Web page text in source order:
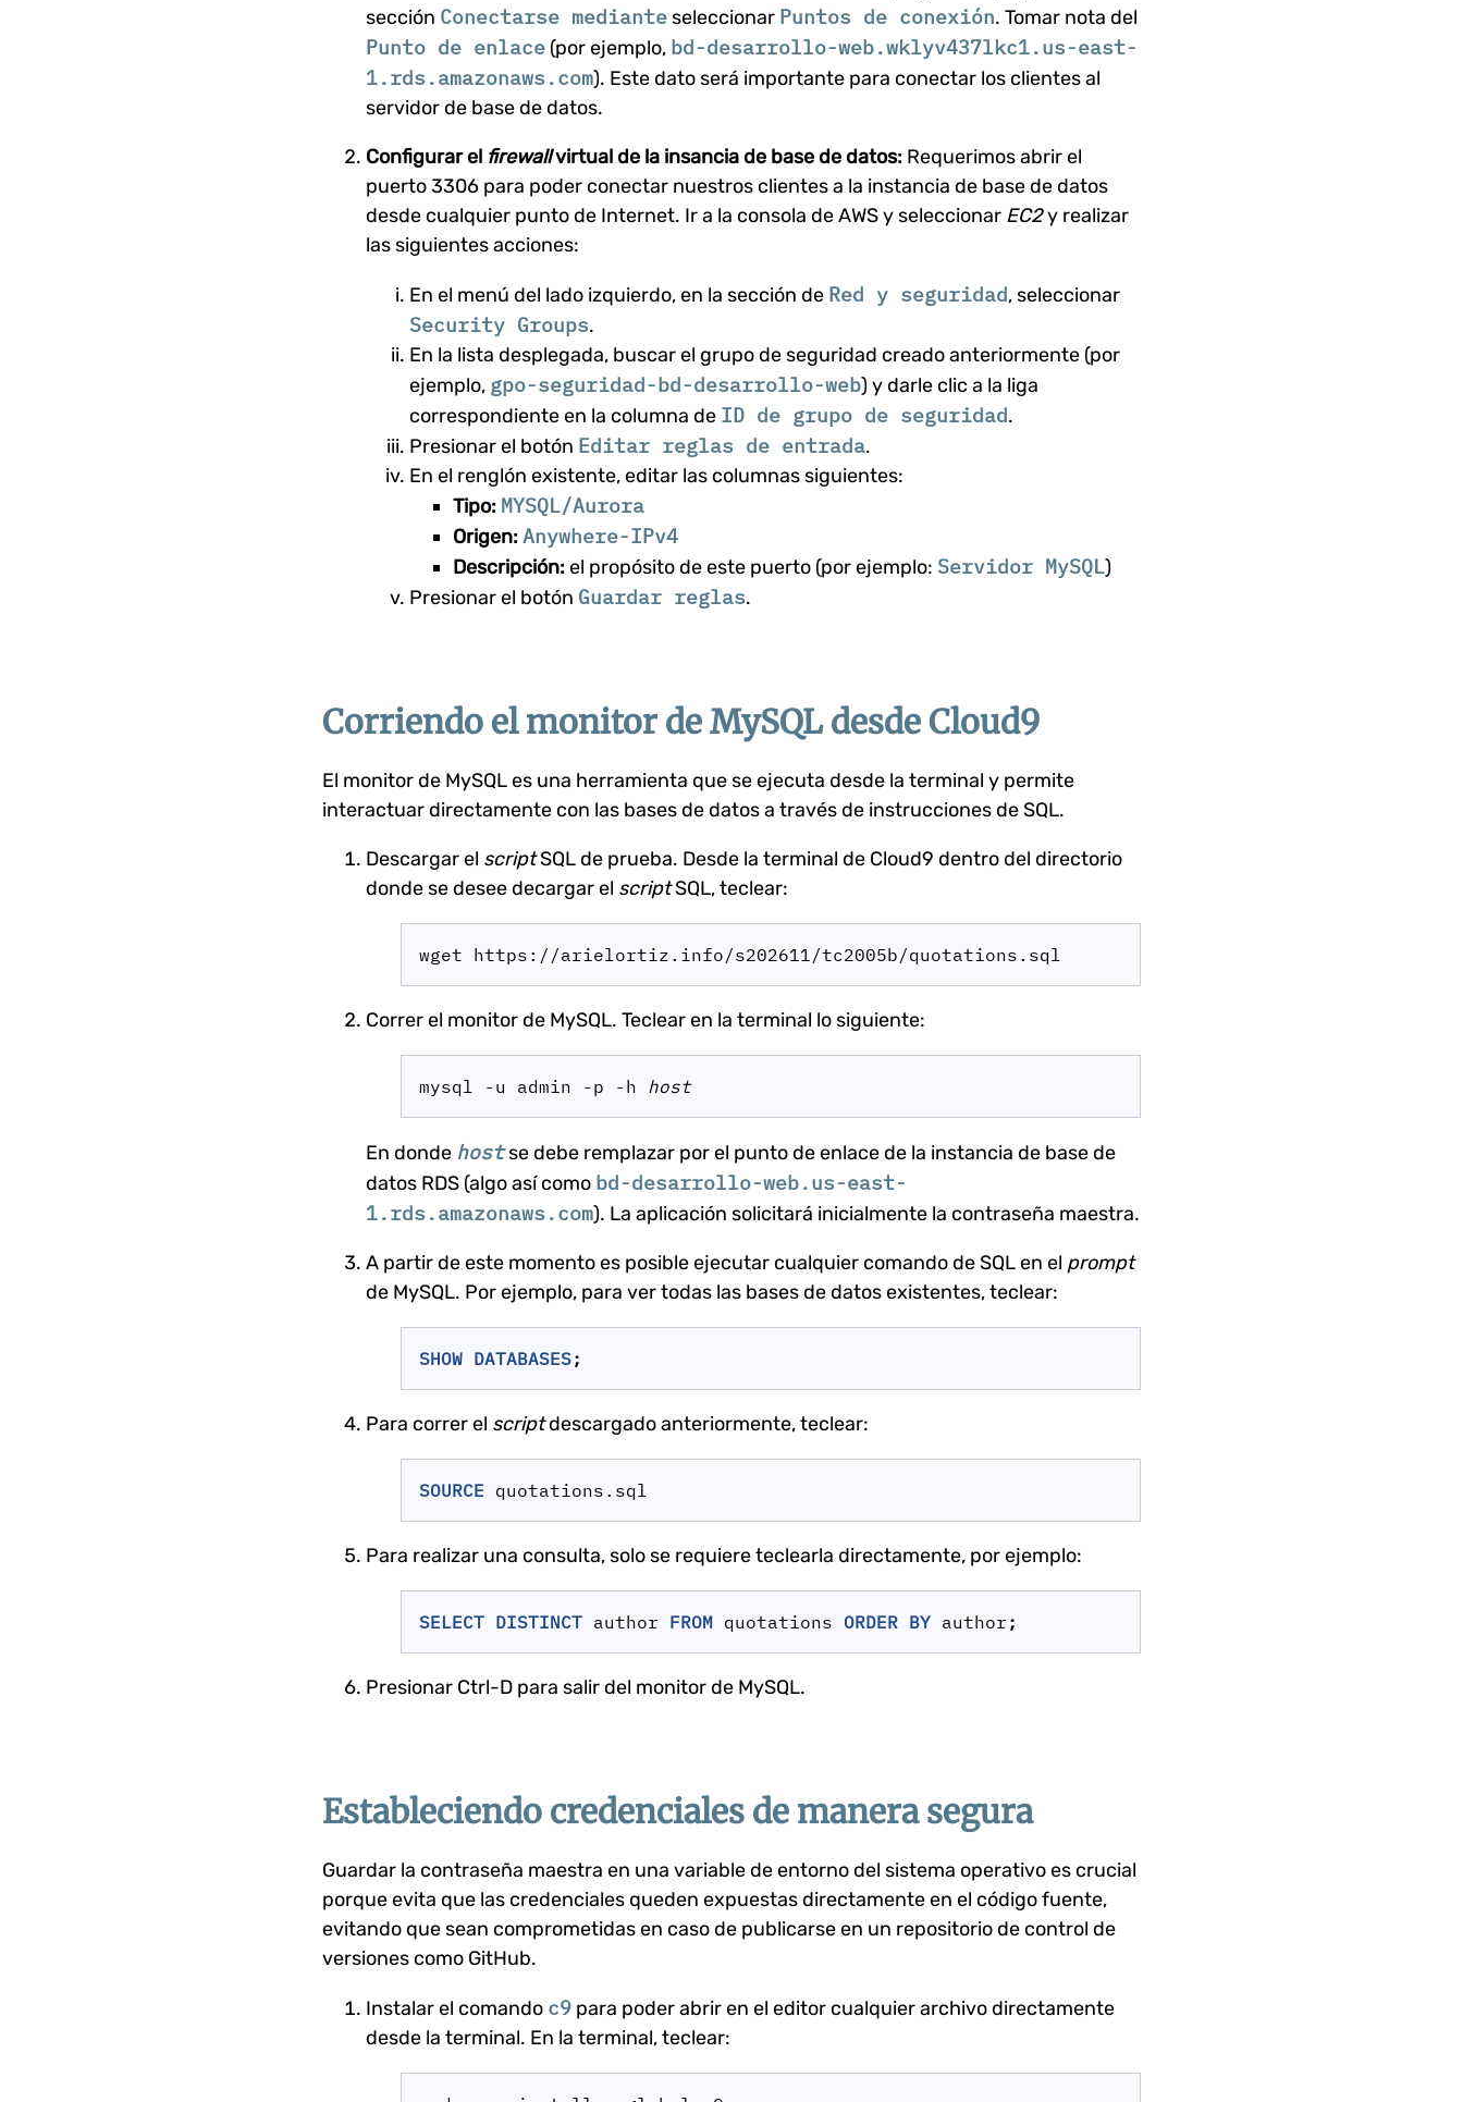
sección Conectarse mediante seleccionar Puntos de conexión. Tomar nota del
Punto de enlace (por ejemplo, bd-desarrollo-web.wklyv437lkc1.us-east-
1.rds.amazonaws.com). Este dato será importante para conectar los clientes al
servidor de base de datos.
Configurar el firewallvirtual de la insancia de base de datos: Requerimos abrir el
puerto 3306 para poder conectar nuestros clientes a la instancia de base de datos
desde cualquier punto de Internet. Ir a la consola de AWS y seleccionar EC2y realizar
las siguientes acciones:
En el menú del lado izquierdo, en la sección de Red y seguridad, seleccionar
Security Groups.
En la lista desplegada, buscar el grupo de seguridad creado anteriormente (por
ejemplo, gpo-seguridad-bd-desarrollo-web) y darle clic a la liga
correspondiente en la columna de ID de grupo de seguridad.
Presionar el botón Editar reglas de entrada.
En el renglón existente, editar las columnas siguientes:
Tipo: MYSQL/Aurora
Origen:Anywhere-IPv4
Descripción:el propósito de este puerto (por ejemplo: Servidor MySQL)
Presionar el botón Guardar reglas.
Corriendo el monitor de MySQL desde Cloud9
El monitor de MySQL es una herramienta que se ejecuta desde la terminal y permite
interactuar directamente con las bases de datos a través de instrucciones de SQL.
Descargar el scriptSQL de prueba. Desde la terminal de Cloud9 dentro del directorio
donde se desee decargar el scriptSQL, teclear:
wget https://arielortiz.info/s202611/tc2005b/quotations.sql
Correr el monitor de MySQL. Teclear en la terminal lo siguiente:
mysql -u admin -p -h host
En donde hostse debe remplazar por el punto de enlace de la instancia de base de
datos RDS (algo así como bd-desarrollo-web.us-east-
1.rds.amazonaws.com). La aplicación solicitará inicialmente la contraseña maestra.
A partir de este momento es posible ejecutar cualquier comando de SQL en el prompt
de MySQL. Por ejemplo, para ver todas las bases de datos existentes, teclear:
SHOW DATABASES;
Para correr el scriptdescargado anteriormente, teclear:
SOURCE
Para realizar una consulta, solo se requiere teclearla directamente, por ejemplo:
SELECT DISTINCT author FROM quotations ORDER BY author ;
Presionar Ctrl-D para salir del monitor de MySQL.
Estableciendo credenciales de manera segura
Guardar la contraseña maestra en una variable de entorno del sistema operativo es crucial
porque evita que las credenciales queden expuestas directamente en el código fuente,
evitando que sean comprometidas en caso de publicarse en un repositorio de control de
versiones como GitHub.
Instalar el comando c9 para poder abrir en el editor cualquier archivo directamente
desde la terminal. En la terminal, teclear: